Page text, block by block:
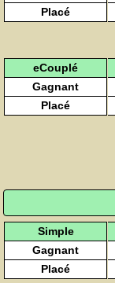
Placé
eCouplé
Gagnant
Placé
Simple
Gagnant
Placé